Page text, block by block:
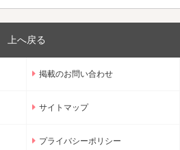
上へ戻る
掲載のお問い合わせ
サイトマップ
プライバシーポリシー